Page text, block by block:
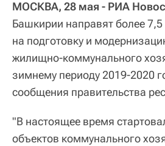
МОСКВА, 28 мая - РИА
Башкирии направят более
на подготовку и
жилищно-коммунального
зимнему периоду 2019-2020
сообщения правительства
"В настоящее время
объектов коммунального